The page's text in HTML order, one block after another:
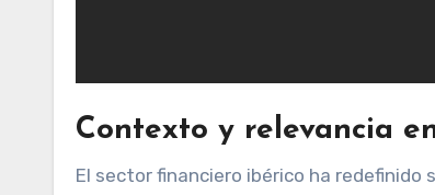
Contexto y relevancia
El sector financiero ibérico ha